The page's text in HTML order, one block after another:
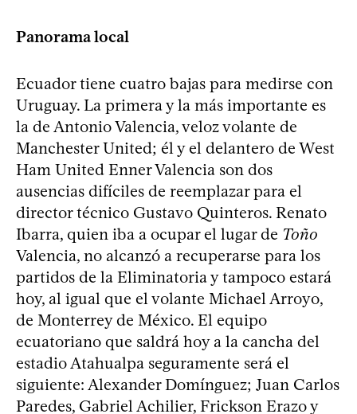
Panorama local
Ecuador tiene cuatro bajas para medirse con
Uruguay. La primera y la más importante es
la de Antonio Valencia, veloz volante de
Manchester United; él y el delantero de West
Ham United Enner Valencia son dos
ausencias difíciles de reemplazar para el
director técnico Gustavo Quinteros. Renato
Ibarra, quien iba a ocupar el lugar de Toño
Valencia, no alcanzó a recuperarse para los
partidos de la Eliminatoria y tampoco estará
hoy, al igual que el volante Michael Arroyo,
de Monterrey de México. El equipo
ecuatoriano que saldrá hoy a la cancha del
estadio Atahualpa seguramente será el
siguiente: Alexander Domínguez; Juan Carlos
Paredes, Gabriel Achilier, Frickson Erazo y